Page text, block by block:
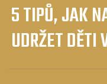
5 TIPŮ, JAK
UDRŽET DĚTI